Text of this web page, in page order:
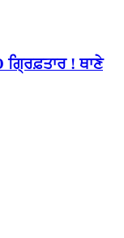
ਗ੍ਰਿਫ਼ਤਾਰ ! ਥਾਣੇ